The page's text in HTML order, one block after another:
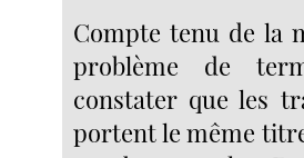
Compte tenu de la
problème de
constater que les
portent le même